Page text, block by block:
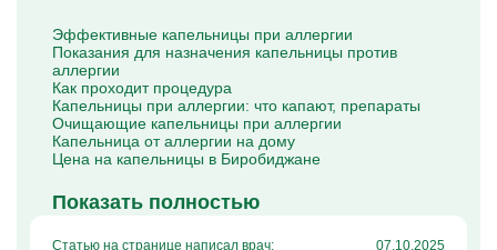
Цераксон капельница
Капельница Церебролизин
Капельница Мильгамма
Капельница Цефтриаксон
Капельница Ципрофлоксацин
Капельница Рингер
Эффективные капельницы при аллергии
Показания для назначения капельницы против
аллергии
Как проходит процедура
Капельницы при аллергии: что капают, препараты
Очищающие капельницы при аллергии
Капельница от аллергии на дому
Цена на капельницы в Биробиджане
Показать полностью
Статью на странице написал врач: 07.10.2025